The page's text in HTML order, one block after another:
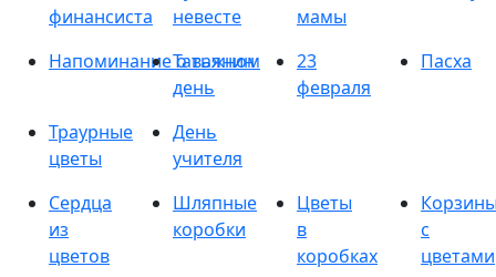
финансиста
невесте
мамы
Напоминание о важном
Татьянин
день
23
февраля
Пасха
Траурные
цветы
День
учителя
Сердца
из
цветов
Шляпные
коробки
Цветы
в
коробках
с
цветами